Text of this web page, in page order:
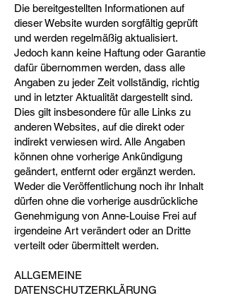
Die bereitgestellten Informationen auf
dieser Website wurden sorgfältig geprüft
und werden regelmäßig aktualisiert.
Jedoch kann keine Haftung oder Garantie
dafür übernommen werden, dass alle
Angaben zu jeder Zeit vollständig, richtig
und in letzter Aktualität dargestellt sind.
Dies gilt insbesondere für alle Links zu
anderen Websites, auf die direkt oder
indirekt verwiesen wird. Alle Angaben
können ohne vorherige Ankündigung
geändert, entfernt oder ergänzt werden.
Weder die Veröffentlichung noch ihr Inhalt
dürfen ohne die vorherige ausdrückliche
Genehmigung von Anne-Louise Frei auf
irgendeine Art verändert oder an Dritte
verteilt oder übermittelt werden.
ALLGEMEINE
DATENSCHUTZERKLÄRUNG